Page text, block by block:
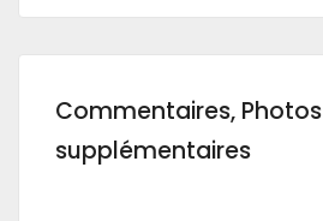
Commentaires, Photos
supplémentaires